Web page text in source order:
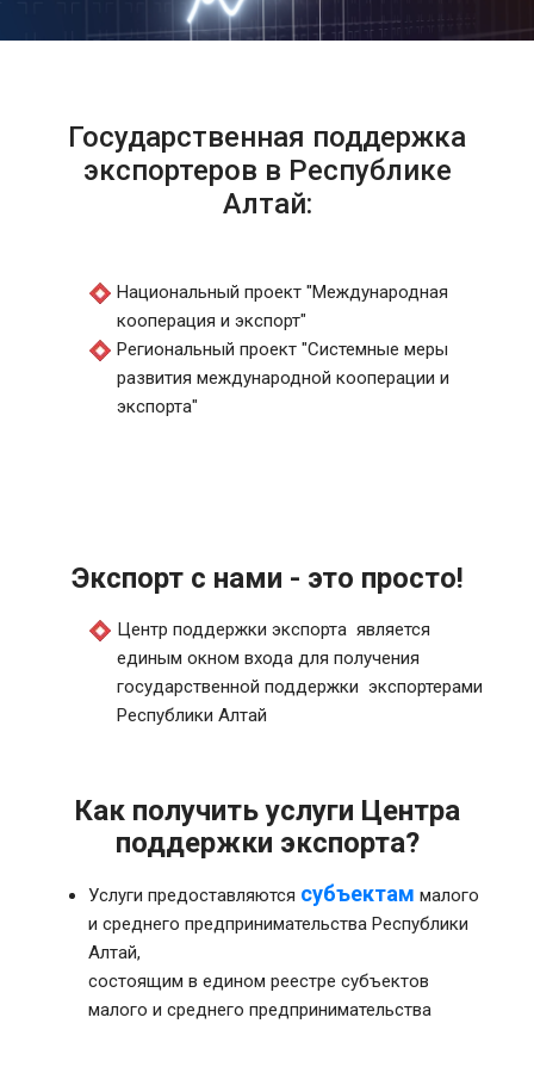
Государственная поддержка
экспортеров в Республике
Алтай:
Национальный проект "Международная
кооперация и экспорт"
Региональный проект "Системные меры
развития международной кооперации и
экспорта"
Экспорт с нами - это просто!
Центр поддержки экспорта является
единым окном входа для получения
государственной поддержки экспортерами
Республики Алтай
Как получить услуги Центра
поддержки экспорта?
Услуги предоставляются субъектам малого
и среднего предпринимательства Республики
Алтай,
состоящим в едином реестре субъектов
малого и среднего предпринимательства